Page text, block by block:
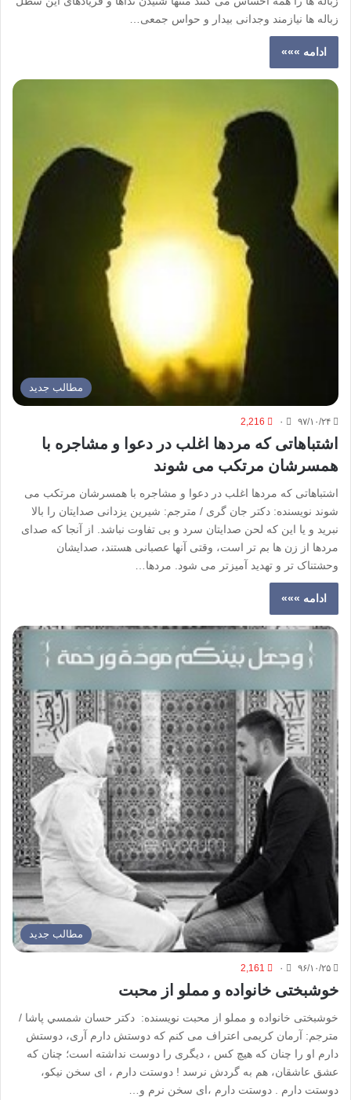
زباله ها نیازمند وجدانی بیدار و حواس جمعی…
ادامه »»»
مطالب جدید
۹۷/۱۰/۲۴ ۰ 2,216
اشتباهاتی که مردها اغلب در دعوا و مشاجره با
همسرشان مرتکب می شوند
اشتباهاتی که مردها اغلب در دعوا و مشاجره با همسرشان مرتکب می
شوند نویسنده: دکتر جان گری / مترجم: شیرین یزدانی صدایتان را بالا
نبرید و یا این که لحن صدایتان سرد و بی تفاوت نباشد. از آنجا که صدای
مردها از زن ها بم تر است، وقتی آنها عصبانی هستند، صدایشان
وحشتناک تر و تهدید آمیزتر می شود. مردها…
ادامه »»»
مطالب جدید
۹۶/۱۰/۲۵ ۰ 2,161
خوشبختی خانواده و مملو از محبت
خوشبختی خانواده و مملو از محبت نویسنده: دکتر ﺣﺴﺎﻥ ﺷﻤﺴﻲ پاﺷﺎ /
مترجم: آرمان کریمی اعتراف می کنم که دوستش دارم آری، دوستش
دارم او را چنان که هیچ کس ، دیگری را دوست نداشته است؛ چنان که
عشق عاشقان، هم به گردش نرسد ! دوستت دارم ، ای سخن نیکو،
دوستت دارم . دوستت دارم ،‌ای سخن نرم و…